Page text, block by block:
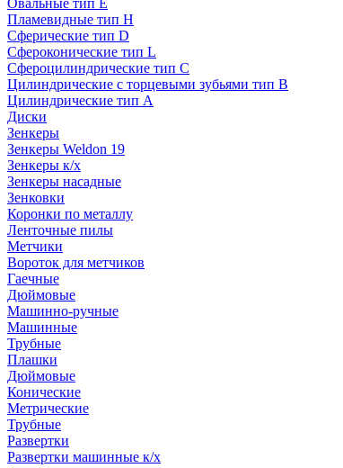
Овальные тип E
Пламевидные тип H
Сферические тип D
Сфероконические тип L
Сфероцилиндрические тип C
Цилиндрические с торцевыми зубьями тип B
Цилиндрические тип А
Диски
Зенкеры
Зенкеры Weldon 19
Зенкеры к/х
Зенкеры насадные
Зенковки
Коронки по металлу
Ленточные пилы
Метчики
Вороток для метчиков
Гаечные
Дюймовые
Машинно-ручные
Машинные
Трубные
Плашки
Дюймовые
Конические
Метрические
Трубные
Развертки
Развертки машинные к/х